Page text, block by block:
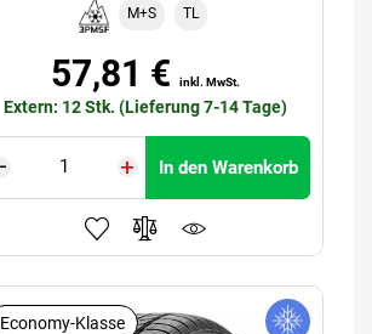
M+S TL
57,81 €inkl. MwSt.
Extern: 12 Stk. (Lieferung 7-14 Tage)
In den Warenkorb
Economy-Klasse